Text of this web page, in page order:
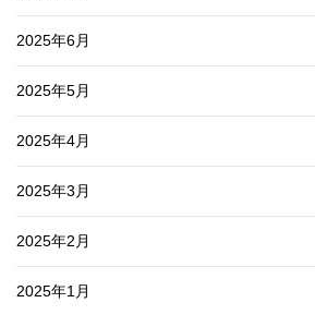
2025年6月
2025年5月
2025年4月
2025年3月
2025年2月
2025年1月